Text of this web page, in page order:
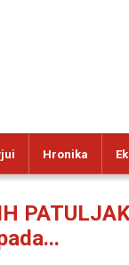
Hronika